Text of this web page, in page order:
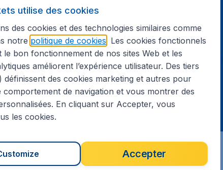
Sites internationaux
Flugladen.de
CheapTickets.ch
CheapTickets.sg
CheapTickets.nl
utilise des cookies
des cookies et des technologies similaires comme
notre politique de cookies . Les cookies fonctionnels
le bon fonctionnement de nos sites Web et les
améliorent l’expérience utilisateur. Des tiers
définissent des cookies marketing et autres pour
comportement de navigation et vous montrer des
En cliquant sur Accepter, vous
les cookies.
Accepter